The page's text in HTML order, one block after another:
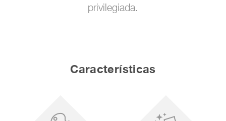
privilegiada.
Características